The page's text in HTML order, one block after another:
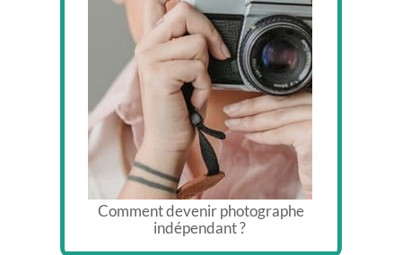
​
Comment devenir photographe
indépendant ?